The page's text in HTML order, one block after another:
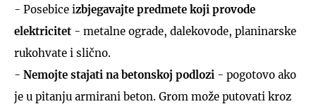
- Posebice izbjegavajte predmete koji provode
elektricitet - metalne ograde, dalekovode, planinarske
rukohvate i slično.
- Nemojte stajati na betonskoj podlozi - pogotovo ako
je u pitanju armirani beton. Grom može putovati kroz